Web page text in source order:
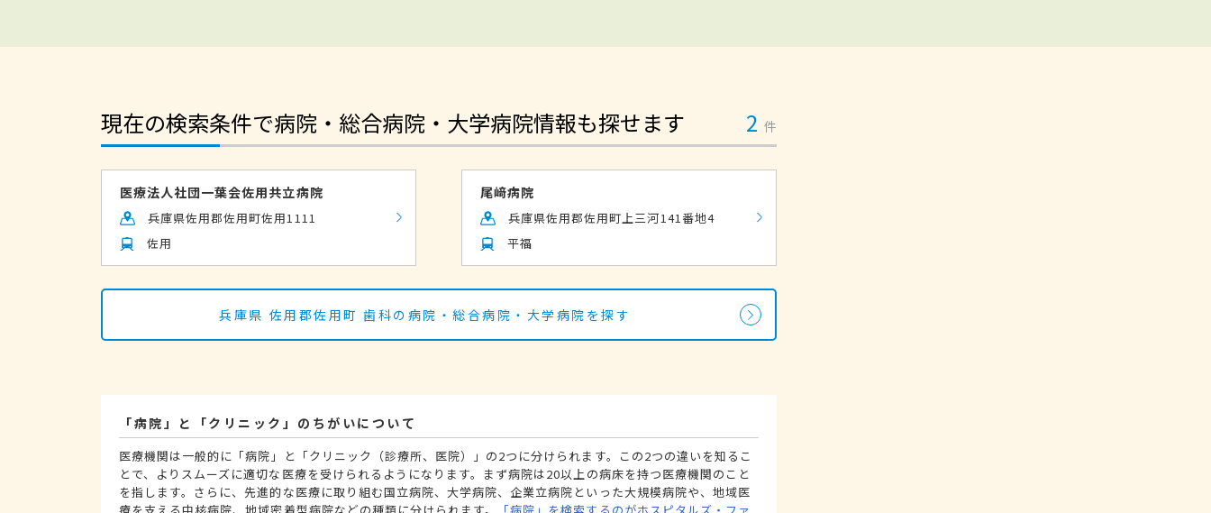
現在の検索条件で病院・総合病院・大学病院情報も探せます 2 件
医療法人社団一葉会佐用共立病院
兵庫県佐用郡佐用町佐用1111
佐用
尾﨑病院
兵庫県佐用郡佐用町上三河141番地4
平福
兵庫県 佐用郡佐用町 歯科の病院・総合病院・大学病院を探す
「病院」と「クリニック」のちがいについて
医療機関は一般的に「病院」と「クリニック（診療所、医院）」の2つに分けられます。この2つの違いを知るこ
とで、よりスムーズに適切な医療を受けられるようになります。まず病院は20以上の病床を持つ医療機関のこと
を指します。さらに、先進的な医療に取り組む国立病院、大学病院、企業立病院といった大規模病院や、地域医